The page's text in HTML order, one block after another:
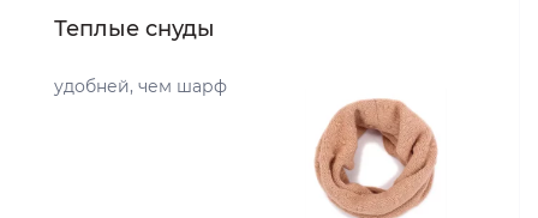
Теплые снуды
удобней, чем шарф